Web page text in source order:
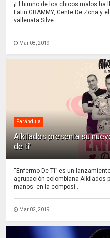
¡El himno de los chicos malos ha
Latin GRAMMY, Gente De Zona
vallenata Silve...
Mar 08, 2019
Farándula
Alkilados presenta su
de ti'
“Enfermo De Ti” es un
agrupación colombiana Alkilados
manos: en la composi...
Mar 02, 2019